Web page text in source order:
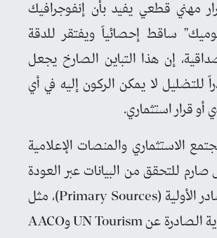
مهني قطعي يفيد بأن إنفوجرافيك
ساقط إحصائياً ويفتقر للدقة
إن هذا التباين الصارخ يجعل
للتضليل لا يمكن الركون إليه في أي
أو قرار استثماري.
الاستثماري والمنصات الإعلامية
صارم للتحقق من البيانات عبر العودة
الحصرية للمصادر الأولية (Primary Sources)، مثل
التقارير السنوية الصادرة عن UN Tourism وAACO